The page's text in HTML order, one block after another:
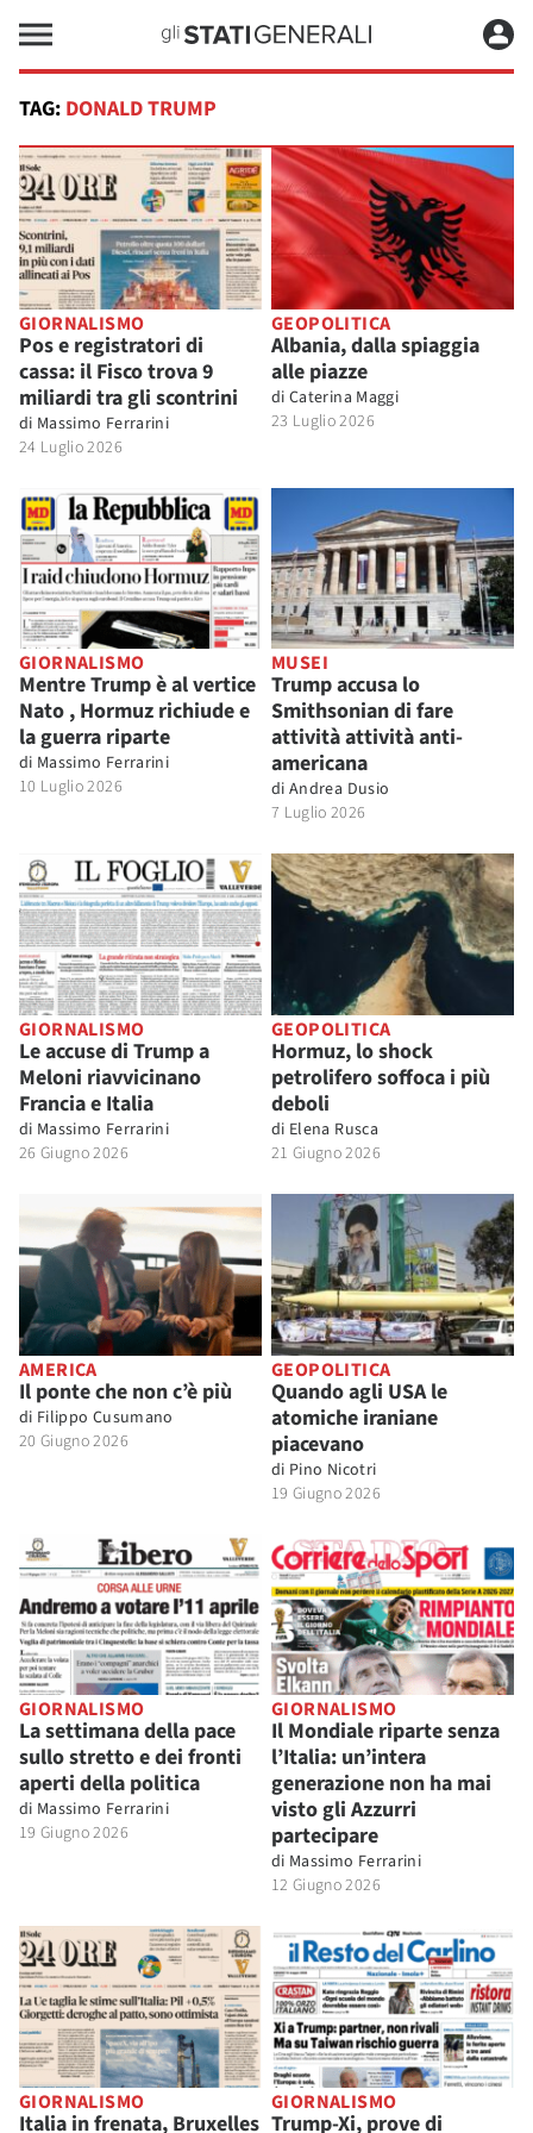
TAG: DONALD TRUMP
GIORNALISMO
Pos e registratori di
cassa: il Fisco trova 9
miliardi tra gli scontrini
di Massimo Ferrarini
24 Luglio 2026
GEOPOLITICA
Albania, dalla spiaggia
alle piazze
di Caterina Maggi
23 Luglio 2026
GIORNALISMO
Mentre Trump è al vertice
Nato , Hormuz richiude e
la guerra riparte
di Massimo Ferrarini
10 Luglio 2026
MUSEI
Trump accusa lo
Smithsonian di fare
attività attività anti-
americana
di Andrea Dusio
7 Luglio 2026
GIORNALISMO
Le accuse di Trump a
Meloni riavvicinano
Francia e Italia
di Massimo Ferrarini
26 Giugno 2026
GEOPOLITICA
Hormuz, lo shock
petrolifero soffoca i più
deboli
di Elena Rusca
21 Giugno 2026
AMERICA
Il ponte che non c’è più
di Filippo Cusumano
20 Giugno 2026
GEOPOLITICA
Quando agli USA le
atomiche iraniane
piacevano
di Pino Nicotri
19 Giugno 2026
GIORNALISMO
La settimana della pace
sullo stretto e dei fronti
aperti della politica
di Massimo Ferrarini
19 Giugno 2026
GIORNALISMO
Il Mondiale riparte senza
l’Italia: un’intera
generazione non ha mai
visto gli Azzurri
partecipare
di Massimo Ferrarini
12 Giugno 2026
GIORNALISMO
Italia in frenata, Bruxelles
GIORNALISMO
Trump-Xi, prove di